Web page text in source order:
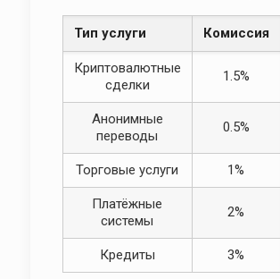
Тип услуги Комиссия
Криптовалютные
сделки
1.5%
Анонимные
переводы
0.5%
Торговые услуги 1%
Платёжные
системы
2%
Кредиты 3%